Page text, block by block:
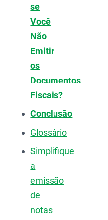
se
Você
Não
Emitir
os
Documentos
Fiscais?
Conclusão
Glossário
Simplifique
a
emissão
de
notas